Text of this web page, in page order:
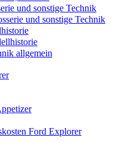
und sonstige Technik
und sonstige Technik
allgemein
Ford Explorer